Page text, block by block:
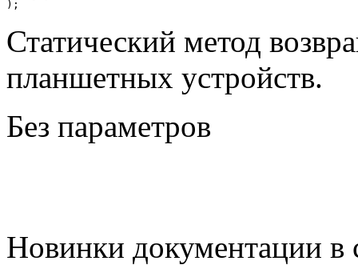
);
Статический метод
планшетных устройств.
Без параметров
Новинки документации в